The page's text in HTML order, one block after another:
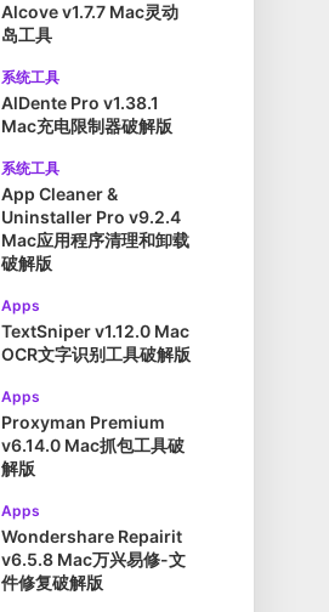
Alcove v1.7.7 Mac灵动
岛工具
系统工具
AlDente Pro v1.38.1
Mac充电限制器破解版
系统工具
App Cleaner &
Uninstaller Pro v9.2.4
Mac应用程序清理和卸载
破解版
Apps
TextSniper v1.12.0 Mac
OCR文字识别工具破解版
Apps
Proxyman Premium
v6.14.0 Mac抓包工具破
解版
Apps
Wondershare Repairit
v6.5.8 Mac万兴易修-文
件修复破解版